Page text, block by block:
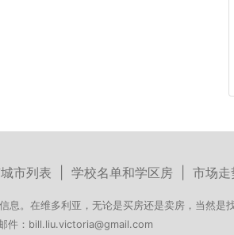
市列表 学校名单和学区房| 市场走
息。在维多利亚，无论是买房还是卖房，当然是
件：bill.liu.victoria@gmail.com